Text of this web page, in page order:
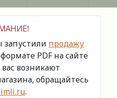
запустили продажу
PDF на сайте
вас возникают
обращайтесь
.